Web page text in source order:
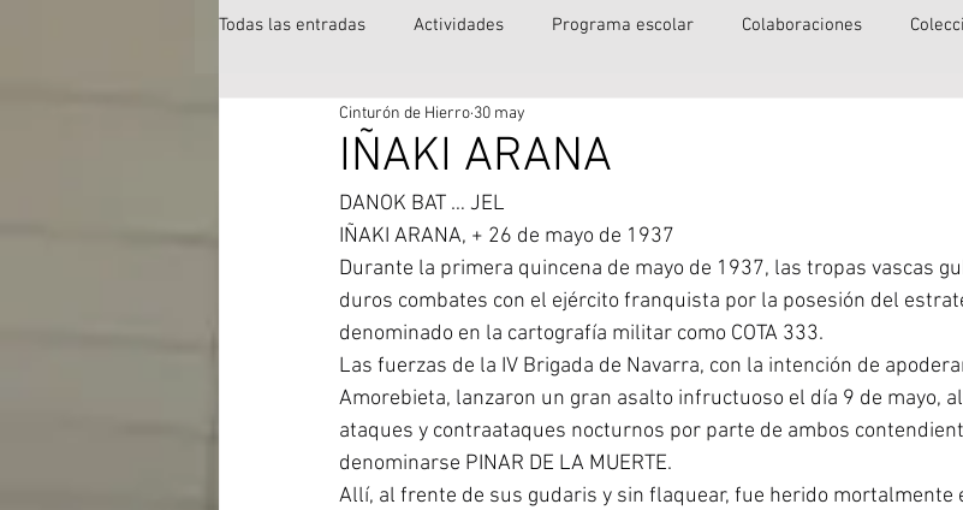
Todas las entradas Actividades Programa escolar Colaboraciones
IÑAKI ARANA
Cinturón de Hierro 30 may
DANOK BAT … JEL
IÑAKI ARANA, + 26 de mayo de 1937
Durante la primera quincena de mayo de 1937, las tropas vascas
duros combates con el ejército franquista por la posesión del
denominado en la cartografía militar como COTA 333.
Las fuerzas de la IV Brigada de Navarra, con la intención de
Amorebieta, lanzaron un gran asalto infructuoso el día 9 de mayo,
ataques y contraataques nocturnos por parte de ambos
denominarse PINAR DE LA MUERTE.
Allí, al frente de sus gudaris y sin flaquear, fue herido mortalmente